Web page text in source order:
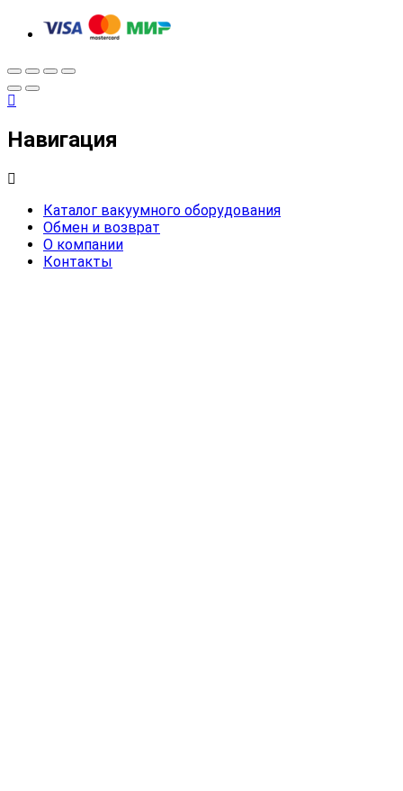
Навигация
Каталог вакуумного оборудования
Обмен и возврат
О компании
Контакты